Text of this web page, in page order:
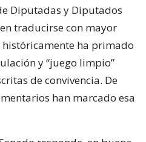
Diputadas y Diputados
traducirse con mayor
históricamente ha primado
y “juego limpio”
de convivencia. De
han marcado esa